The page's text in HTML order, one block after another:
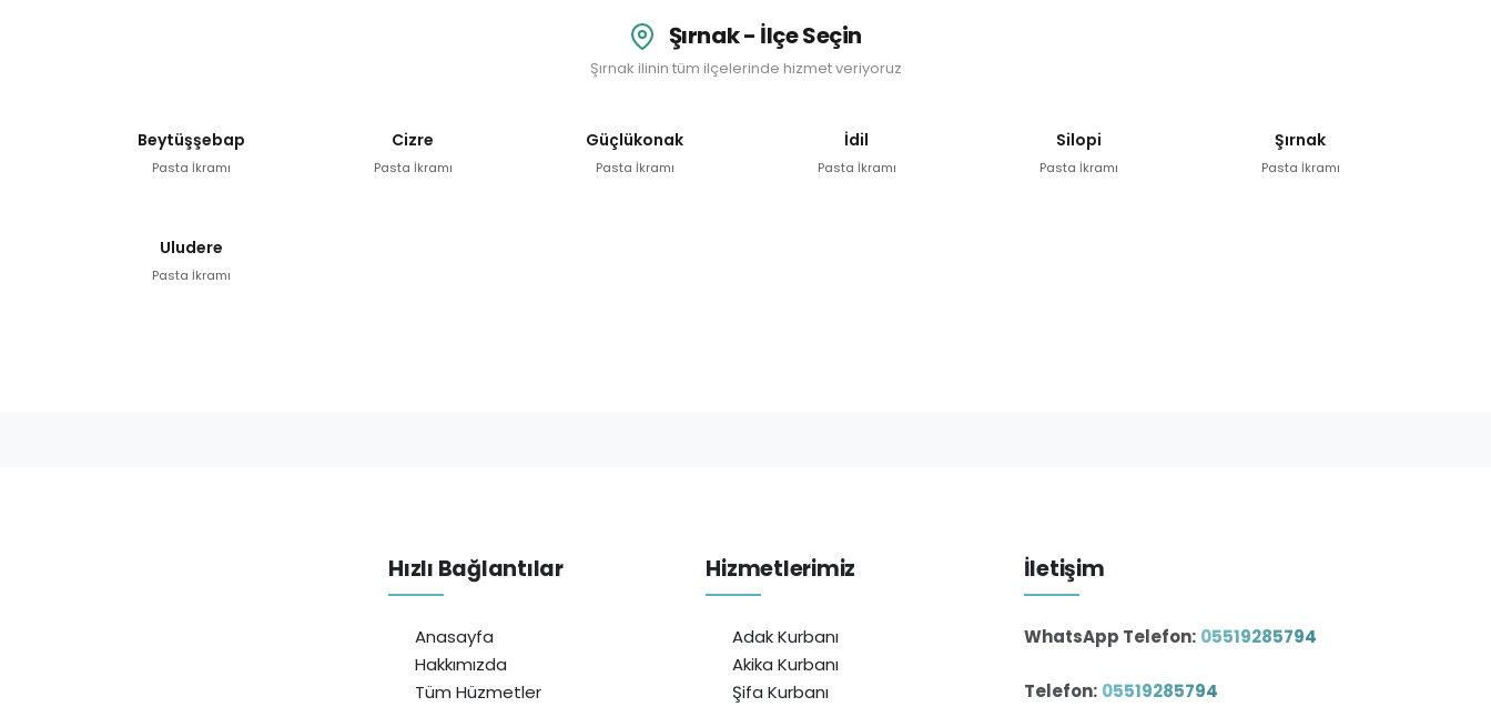
Şırnak - İlçe Seçin
Şırnak ilinin tüm ilçelerinde hizmet veriyoruz
Beytüşşebap
Pasta İkramı
Cizre
Pasta İkramı
Güçlükonak
Pasta İkramı
İdil
Pasta İkramı
Silopi
Pasta İkramı
Şırnak
Pasta İkramı
Uludere
Pasta İkramı
Hızlı Bağlantılar
Anasayfa
Hakkımızda
Tüm Hüzmetler
Hizmetlerimiz
Adak Kurbanı
Akika Kurbanı
Şifa Kurbanı
İletişim
WhatsApp Telefon: 05519285794
Telefon: 05519285794